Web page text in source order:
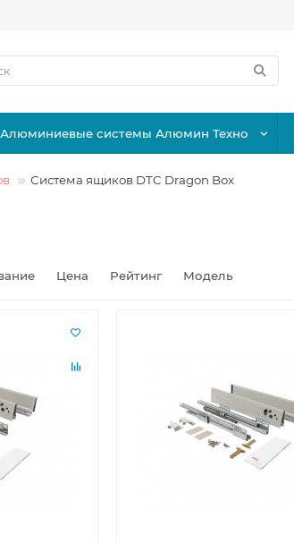
Алюминиевые системы Алюмин Техно
Система ящиков DTC Dragon Box
Цена Рейтинг Модель